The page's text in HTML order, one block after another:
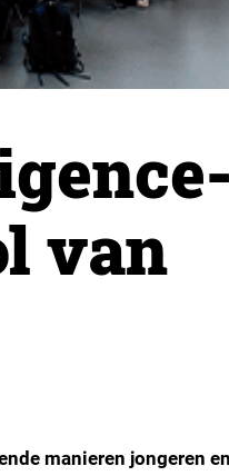
van
manieren jongeren